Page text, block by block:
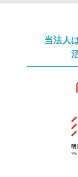
当法人